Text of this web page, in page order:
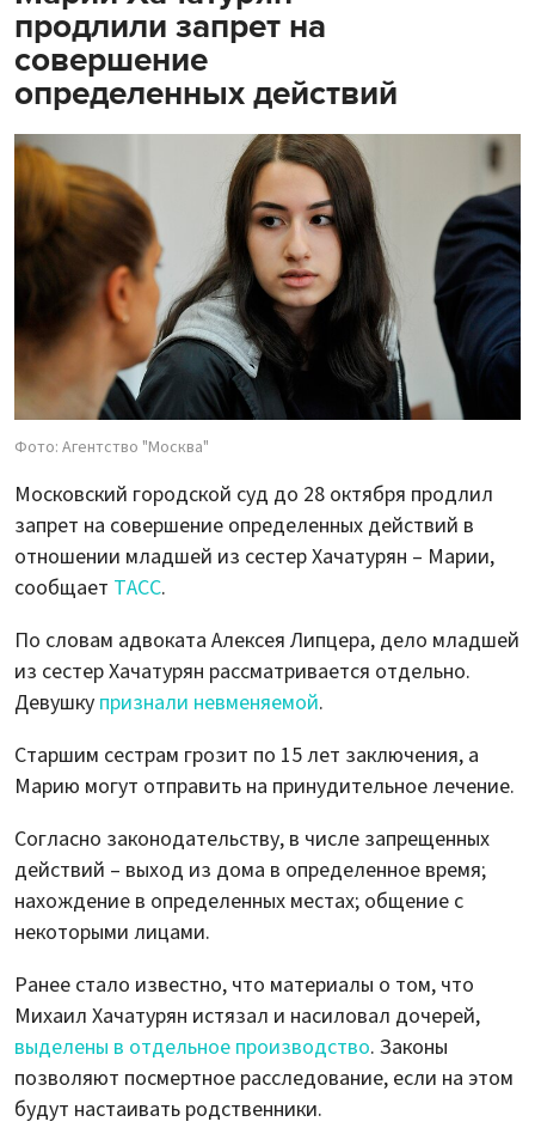
продлили запрет на
совершение
определенных действий
Фото: Агентство "Москва"
Московский городской суд до 28 октября продлил
запрет на совершение определенных действий в
отношении младшей из сестер Хачатурян – Марии,
сообщает ТАСС.
По словам адвоката Алексея Липцера, дело младшей
из сестер Хачатурян рассматривается отдельно.
Девушку признали невменяемой.
Старшим сестрам грозит по 15 лет заключения, а
Марию могут отправить на принудительное лечение.
Согласно законодательству, в числе запрещенных
действий – выход из дома в определенное время;
нахождение в определенных местах; общение с
некоторыми лицами.
Ранее стало известно, что материалы о том, что
Михаил Хачатурян истязал и насиловал дочерей,
выделены в отдельное производство. Законы
позволяют посмертное расследование, если на этом
будут настаивать родственники.